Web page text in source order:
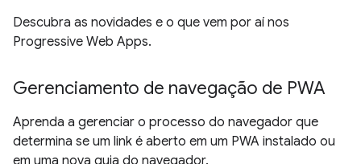
Descubra as novidades e o que vem por aí nos
Progressive Web Apps.
Gerenciamento de navegação de PWA
Aprenda a gerenciar o processo do navegador que
determina se um link é aberto em um PWA instalado ou
em uma nova guia do navegador.